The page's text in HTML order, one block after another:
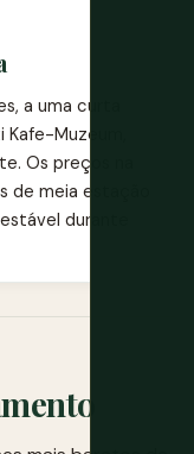
a uma curta
Muzeum,
Os preços na
de meia estação
durante